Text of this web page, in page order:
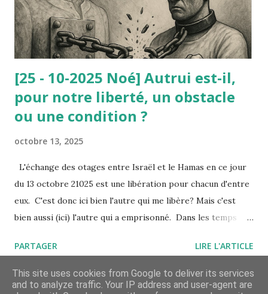
Conseil d’État ne lui a pas donné raison : à la dignité
invoquée par le nain, il a été opposé la d...
[25 - 10-2025 Noé] Autrui est-il,
pour notre liberté, un obstacle
ou une condition ?
octobre 13, 2025
L'échange des otages entre Israël et le Hamas en ce jour
du 13 octobre 21025 est une libération pour chacun d'entre
eux. C'est donc ici bien l'autre qui me libère? Mais c'est
bien aussi (ici) l'autre qui a emprisonné. Dans les temps
entiers se heurter dans la violence — de Gaza à tant
d’autres lieux du monde — la question d’autrui prend une
dimension tragique. Autrui n’est plus seulement le voisin ou
PARTAGER LIRE L'ARTICLE
This site uses cookies from Google to deliver its services
and to analyze traffic. Your IP address and user-agent are